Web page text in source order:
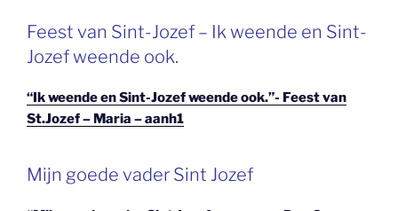
Feest van Sint-Jozef – Ik weende en Sint-
Jozef weende ook.
“Ik weende en Sint-Jozef weende ook.”- Feest van
St.Jozef – Maria – aanh1
Mijn goede vader Sint Jozef